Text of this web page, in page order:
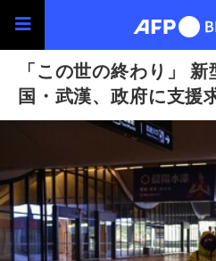
「この世の終わり」
国・武漢、政府に支援